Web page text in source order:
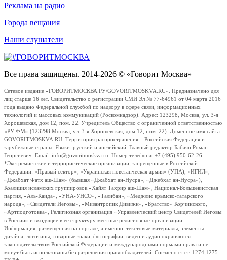
Реклама на радио
Города вещания
Наши слушатели
Все права защищены. 2014-2026 © «Говорит Москва»
Сетевое издание «ГОВОРИТМОСКВА.РУ/GOVORITMOSKVA.RU». Предназначено для
лиц старше 16 лет. Свидетельство о регистрации СМИ Эл № 77-64961 от 04 марта 2016
года выдано Федеральной службой по надзору в сфере связи, информационных
технологий и массовых коммуникаций (Роскомнадзор). Адрес: 123298, Москва, ул. 3-я
Хорошевская, дом 12, пом. 22. Учредитель Общество с ограниченной ответственностью
«РУ ФМ» (123298 Москва, ул. 3-я Хорошевская, дом 12, пом. 22). Доменное имя сайта
GOVORITMOSKVA.RU. Территория распространения – Российская Федерация и
зарубежные страны. Языки: русский и английский. Главный редактор Бабаян Роман
Георгиевич. Email: info@govoritmoskva.ru. Номер телефона: +7 (495) 950-62-26
*Экстремистские и террористические организации, запрещенные в Российской
Федерации: «Правый сектор», «Украинская повстанческая армия» (УПА), «ИГИЛ»,
«Джабхат Фатх аш-Шам» (бывшая «Джабхат ан-Нусра», «Джебхат ан-Нусра»),
Коалиция исламских группировок «Хайят Тахрир аш-Шам», Национал-Большевистская
партия, «Аль-Каида», «УНА-УНСО», «Талибан», «Меджлис крымско-татарского
народа», «Свидетели Иеговы», «Мизантропик Дивижн», «Братство» Корчинского,
«Артподготовка», Религиозная организация «Управленческий центр Свидетелей Иеговы
в России» и входящие в ее структуру местные религиозные организации.
Информация, размещенная на портале, а именно: текстовые материалы, элементы
дизайна, логотипы, товарные знаки, фотографии, видео и аудио охраняются
законодательством Российской Федерации и международными нормами права и не
могут быть использованы без разрешения правообладателей. Согласно ст.ст. 1274,1275